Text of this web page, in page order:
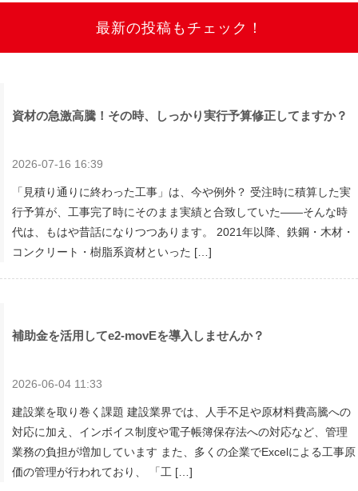
最新の投稿もチェック！
資材の急激高騰！その時、しっかり実行予算修正してますか？
2026-07-16 16:39
「見積り通りに終わった工事」は、今や例外？ 受注時に積算した実
行予算が、工事完了時にそのまま実績と合致していた——そんな時
代は、もはや昔話になりつつあります。 2021年以降、鉄鋼・木材・
コンクリート・樹脂系資材といった […]
補助金を活用してe2-movEを導入しませんか？
2026-06-04 11:33
建設業を取り巻く課題 建設業界では、人手不足や原材料費高騰への
対応に加え、インボイス制度や電子帳簿保存法への対応など、管理
業務の負担が増加しています また、多くの企業でExcelによる工事原
価の管理が行われており、 「工 […]